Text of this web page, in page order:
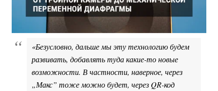
«Безусловно, дальше мы эту технологию будем
развивать, добавлять туда какие-то новые
возможности. В частности, наверное, через
„Макс” тоже можно будет, через QR-код